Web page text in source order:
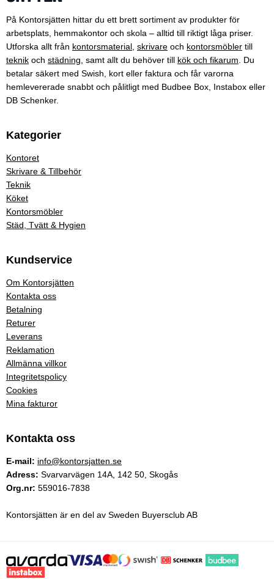
På Kontorsjätten hittar du ett brett sortiment av produkter för
arbetsplats, hemmakontor och skola – alltid till riktigt låga priser.
Utforska allt från kontorsmaterial skrivare och kontorsmöbler till
teknik och städning , samt allt du behöver till kök och fikarum . Du
betalar säkert med Swish, kort eller faktura och får varorna
hemlevererade snabbt och pålitligt med Budbee Box, Instabox eller
DB Schenker.
Kategorier
Kontoret
Skrivare & Tillbehör
Teknik
Köket
Kontorsmöbler
Städ, Tvätt & Hygien
Kundservice
Om Kontorsjätten
Kontakta oss
Betalning
Returer
Leverans
Reklamation
Allmänna villkor
Integritetspolicy
Cookies
Mina fakturor
Kontakta oss
E-mail: info@kontorsjatten.se
Adress: Svarvarvägen 14A, 142 50, Skogås
Org.nr: 559016-7838
Kontorsjätten är en del av Sweden Buyersclub AB